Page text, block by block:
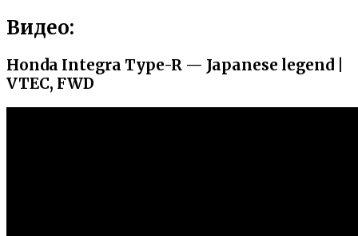
Видео:
Honda Integra Type-R — Japanese legend |
VTEC, FWD